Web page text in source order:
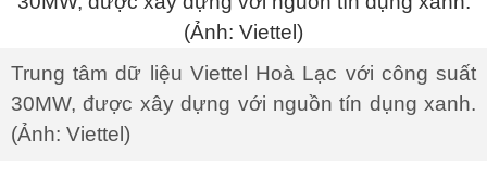
Trung tâm dữ liệu Viettel Hoà Lạc với công suất
30MW, được xây dựng với nguồn tín dụng xanh.
(Ảnh: Viettel)